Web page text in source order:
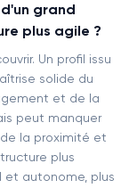
grand
plus agile ?
Un profil issu
solide du
et de la
peut manquer
la proximité et
plus
autonome, plus